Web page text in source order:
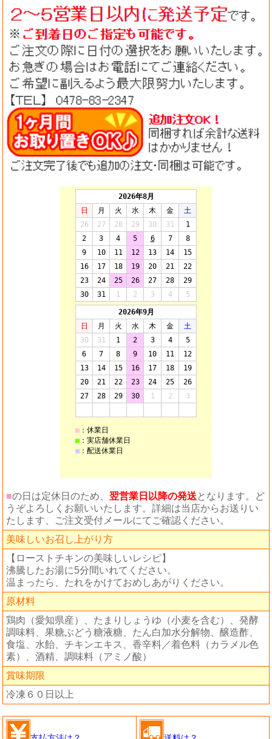
■の日は定休日のため、 翌営業日以降の発送 となります。ど
うぞよろしくお願いいたします。詳細は当店からお送りい
たします、ご注文受付メールにてご確認ください。
美味しいお召し上がり方
【ローストチキンの美味しいレシピ】
沸騰したお湯に5分間いれてください。
温まったら、たれをかけておめしあがりください。
原材料
鶏肉（愛知県産）、たまりしょうゆ（小麦を含む）、発酵
調味料、果糖ぶどう糖液糖、たん白加水分解物、醸造酢、
食塩、水飴、チキンエキス、香辛料／着色料（カラメル色
素）、酒精、調味料（アミノ酸）
賞味期限
冷凍６０日以上